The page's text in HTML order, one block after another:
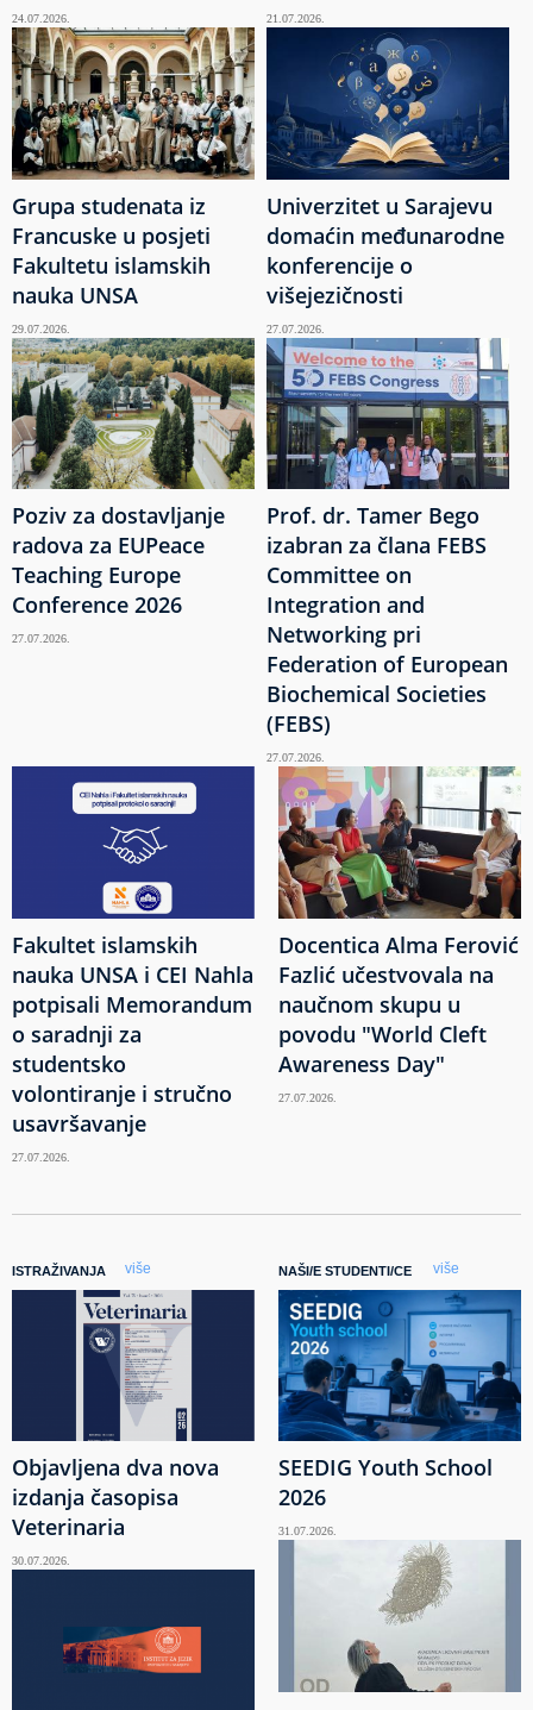
24.07.2026. 21.07.2026.
Grupa studenata iz
Francuske u posjeti
Fakultetu islamskih
nauka UNSA
29.07.2026.
Univerzitet u Sarajevu
domaćin međunarodne
konferencije o
višejezičnosti
27.07.2026.
Poziv za dostavljanje
radova za EUPeace
Teaching Europe
Conference 2026
27.07.2026.
Prof. dr. Tamer Bego
izabran za člana FEBS
Committee on
Integration and
Networking pri
Federation of European
Biochemical Societies
(FEBS)
27.07.2026.
Fakultet islamskih
nauka UNSA i CEI Nahla
potpisali Memorandum
o saradnji za
studentsko
volontiranje i stručno
usavršavanje
27.07.2026.
Docentica Alma Ferović
Fazlić učestvovala na
naučnom skupu u
povodu "World Cleft
Awareness Day"
27.07.2026.
ISTRAŽIVANJA više
Objavljena dva nova
izdanja časopisa
Veterinaria
30.07.2026.
NAŠI/E STUDENTI/CE više
SEEDIG Youth School
2026
31.07.2026.